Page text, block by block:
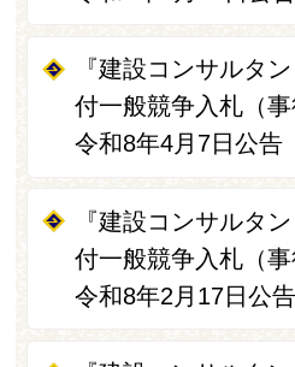
『建設コンサルタ
付一般競争入札（
令和8年4月7日公告
『建設コンサルタ
付一般競争入札（
令和8年2月17日公